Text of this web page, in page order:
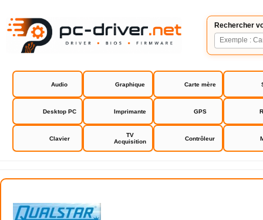
Rechercher
Audio Graphique Carte mère
Desktop PC Imprimante GPS
Clavier
TV
Acquisition
Contrôleur
Qualstar